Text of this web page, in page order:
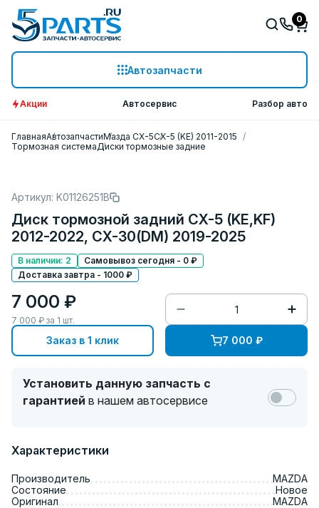
Автозапчасти
0
Акции Автосервис Разбор авто
ГлавнаяАвтозапчастиМазда СХ-5CX-5 (KE) 2011-2015
Тормозная системаДиски тормозные задние
Артикул: K01126251B
Диск тормозной задний CX-5 (KE,KF)
2012-2022, CX-30(DM) 2019-2025
В наличии: 2
Самовывоз сегодня - 0 ₽
Доставка завтра - 1000 ₽
7 000 ₽
7 000 ₽ за 1 шт.
Заказ в 1 клик 7 000 ₽
Установить данную запчасть с
гарантией в нашем автосервисе
Характеристики
Производитель
MAZDA
Состояние
Новое
Оригинал
MAZDA